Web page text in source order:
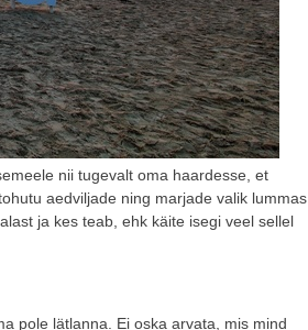
nii tugevalt oma haardesse, et
aedviljade ning marjade valik lummas
ja kes teab, ehk käite isegi veel sellel
pole lätlanna. Ei oska arvata, mis mind